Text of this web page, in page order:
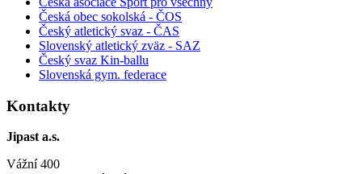
Česká obec sokolská - ČOS
Český atletický svaz - ČAS
Slovenský atletický zväz - SAZ
Český svaz Kin-ballu
Slovenská gym. federace
Kontakty
Jipast a.s.
Vážní 400